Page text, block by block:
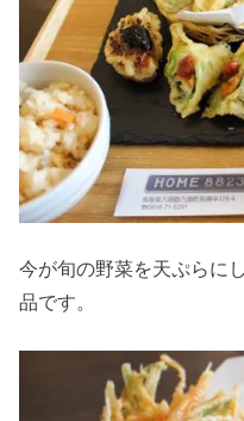
今が旬の野菜を天ぷらに
品です。